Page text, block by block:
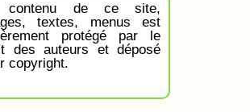
contenu de ce site,
textes, menus est
protégé par le
des auteurs et déposé
copyright.